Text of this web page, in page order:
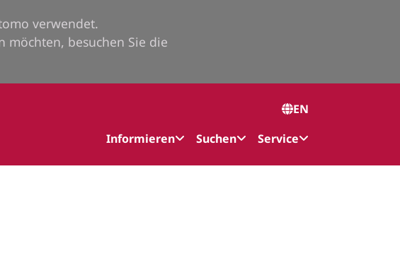
verwendet.
möchten, besuchen Sie die
EN
Informieren
Suchen Service